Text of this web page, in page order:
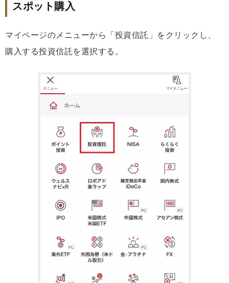
スポット購入
マイページのメニューから「投資信託」をクリックし、
購入する投資信託を選択する。